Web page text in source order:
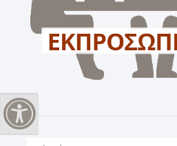
Εναλλαγή Υψηλής Αντίθεσης